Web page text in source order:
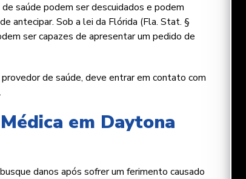
saúde podem ser descuidados e podem
antecipar. Sob a lei da Flórida (Fla. Stat. §
ser capazes de apresentar um pedido de
de saúde, deve entrar em contato com
em Daytona
danos após sofrer um ferimento causado